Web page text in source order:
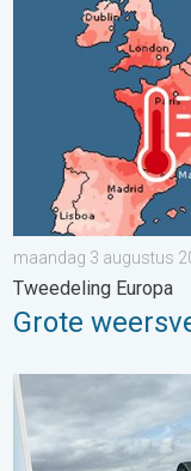
maandag 3 augustus
Tweedeling Europa
Grote
Impressies maken,